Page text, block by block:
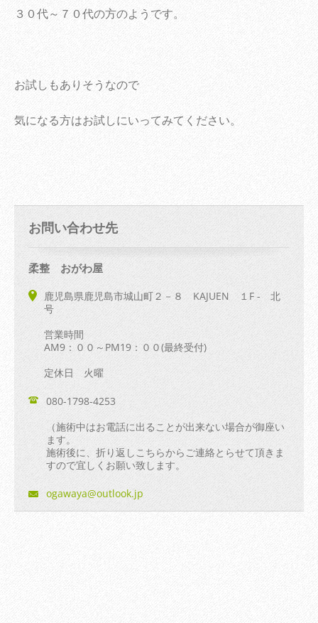
３０代～７０代の方のようです。
お試しもありそうなので
気になる方はお試しにいってみてください。
お問い合わせ先
柔整 おがわ屋
鹿児島県鹿児島市城山町２－８ KAJUEN １F - 北
号
営業時間
AM9：００～PM19：００(最終受付)
定休日 火曜
080-1798-4253
（施術中はお電話に出ることが出来ない場合が御座い
ます。
施術後に、折り返しこちらからご連絡とらせて頂きま
すので宜しくお願い致します。
ogawaya@outlook.jp